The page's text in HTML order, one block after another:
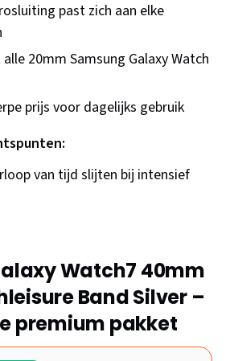
past zich aan elke
20mm Samsung Galaxy Watch
prijs voor dagelijks gebruik
van tijd slijten bij intensief
Watch7 40mm
Band Silver –
premium pakket